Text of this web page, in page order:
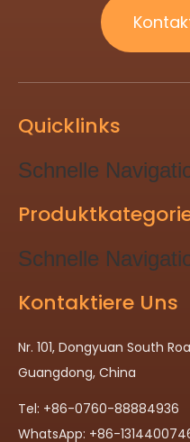
Quicklinks
Schnelle
Schnelle
Kontaktiere Uns
Nr. 101, Dongyuan South
Guangdong, China
Tel: +86-0760-88884936
WhatsApp: +86-